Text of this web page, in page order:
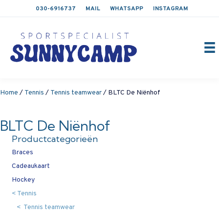
030-6916737 MAIL WHATSAPP INSTAGRAM
Home / Tennis / Tennis teamwear/ BLTC De Niënhof
BLTC De Niënhof
Productcategorieën
Braces
Cadeaukaart
Hockey
Tennis
Tennis teamwear